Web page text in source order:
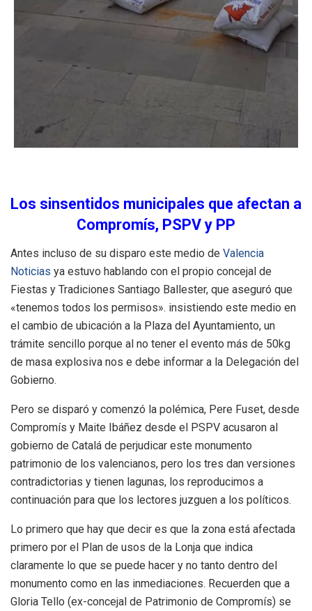
Los sinsentidos municipales que afectan a
Compromís, PSPV y PP
Antes incluso de su disparo este medio de Valencia
Noticias ya estuvo hablando con el propio concejal de
Fiestas y Tradiciones Santiago Ballester, que aseguró que
«tenemos todos los permisos». insistiendo este medio en
el cambio de ubicación a la Plaza del Ayuntamiento, un
trámite sencillo porque al no tener el evento más de 50kg
de masa explosiva nos e debe informar a la Delegación del
Gobierno.
Pero se disparó y comenzó la polémica, Pere Fuset, desde
Compromís y Maite Ibáñez desde el PSPV acusaron al
gobierno de Catalá de perjudicar este monumento
patrimonio de los valencianos, pero los tres dan versiones
contradictorias y tienen lagunas, los reproducimos a
continuación para que los lectores juzguen a los políticos.
Lo primero que hay que decir es que la zona está afectada
primero por el Plan de usos de la Lonja que indica
claramente lo que se puede hacer y no tanto dentro del
monumento como en las inmediaciones. Recuerden que a
Gloria Tello (ex-concejal de Patrimonio de Compromís) se